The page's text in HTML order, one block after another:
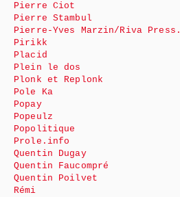
Pierre Ciot
Pierre Stambul
Pierre-Yves Marzin/Riva Press.
Pirikk
Placid
Plein le dos
Plonk et Replonk
Pole Ka
Popay
Popeulz
Popolitique
Prole.info
Quentin Dugay
Quentin Faucompré
Quentin Poilvet
Rémi